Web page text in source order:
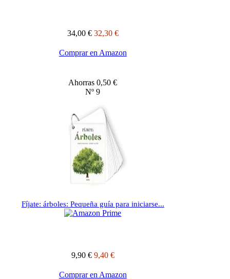
34,00 € 32,30 €
Comprar en Amazon
Ahorras 0,50 €
Nº 9
Fíjate: árboles: Pequeña guía para iniciarse...
9,90 € 9,40 €
Comprar en Amazon